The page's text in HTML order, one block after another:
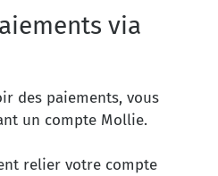
via
des paiements, vous
un compte Mollie.
relier votre compte